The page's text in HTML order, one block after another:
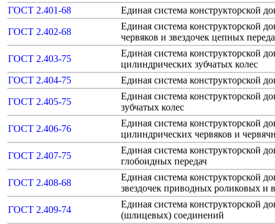
ГОСТ 2.401-68
Единая система конструкторской
ГОСТ 2.402-68
Единая система конструкторской
червяков и звездочек цепных
ГОСТ 2.403-75
Единая система конструкторской
цилиндрических зубчатых колес
ГОСТ 2.404-75
Единая система конструкторской
ГОСТ 2.405-75
Единая система конструкторской
зубчатых колес
ГОСТ 2.406-76
Единая система конструкторской
цилиндрических червяков и
ГОСТ 2.407-75
Единая система конструкторской
глобоидных передач
ГОСТ 2.408-68
Единая система конструкторской
звездочек приводных роликовых и
ГОСТ 2.409-74
Единая система конструкторской
(шлицевых) соединений